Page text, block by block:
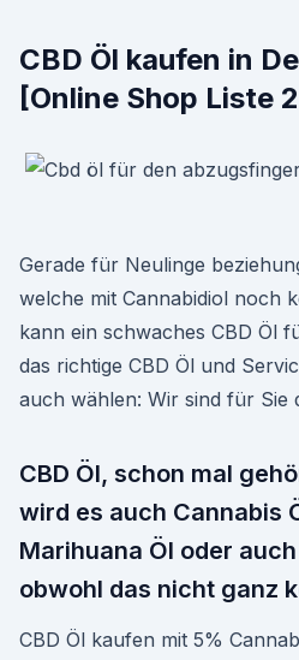
CBD Öl kaufen in
[Online Shop Liste
Gerade für Neulinge
welche mit Cannabidiol noch
kann ein schwaches CBD Öl
das richtige CBD Öl und
auch wählen: Wir sind für Sie
CBD Öl, schon mal
wird es auch Cannabis
Marihuana Öl oder
obwohl das nicht ganz
CBD Öl kaufen mit 5%